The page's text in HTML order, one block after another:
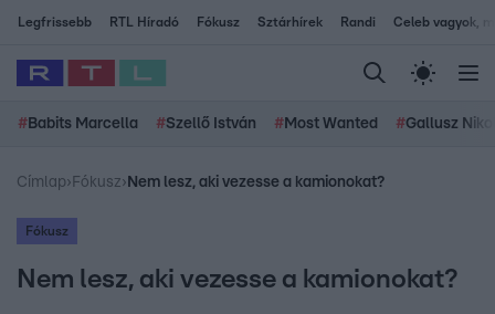
Legfrissebb RTL Híradó Fókusz Sztárhírek Randi Celeb vagyok,
# Babits Marcella #Szellő István # Most Wanted #Gallusz
Címlap› Fókusz› Nem lesz, aki vezesse a kamionokat?
Fókusz
Nem lesz, aki vezesse a kamionokat?